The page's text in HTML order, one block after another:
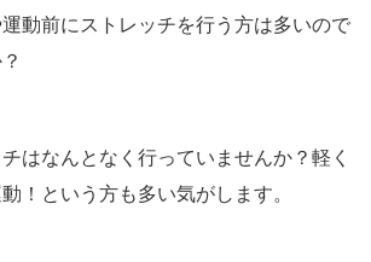
動前にストレッチを行う方は多いので
はなんとなく行っていませんか？軽く
！という方も多い気がします。